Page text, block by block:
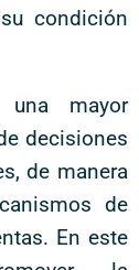
condición
mayor
decisiones
de manera
de
En este